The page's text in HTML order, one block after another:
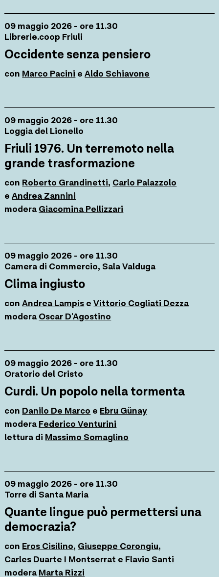
09 maggio 2026 - ore 11.30
Librerie.coop Friuli
Occidente senza pensiero
con Marco Pacini eAldo Schiavone
09 maggio 2026 - ore 11.30
Loggia del Lionello
Friuli 1976. Un terremoto nella
grande trasformazione
con Roberto Grandinetti, Carlo Palazzolo
eAndrea Zannini
modera Giacomina Pellizzari
09 maggio 2026 - ore 11.30
Camera di Commercio, Sala Valduga
Clima ingiusto
con Andrea Lampis eVittorio Cogliati Dezza
modera Oscar D'Agostino
09 maggio 2026 - ore 11.30
Oratorio del Cristo
Curdi. Un popolo nella tormenta
con Danilo De Marco e Ebru Günay
modera Federico Venturini
lettura di Massimo Somaglino
09 maggio 2026 - ore 11.30
Torre di Santa Maria
Quante lingue può permettersi una
democrazia?
con Eros Cisilino, Giuseppe Corongiu,
Carles Duarte I Montserrat e Flavio Santi
modera Marta Rizzi